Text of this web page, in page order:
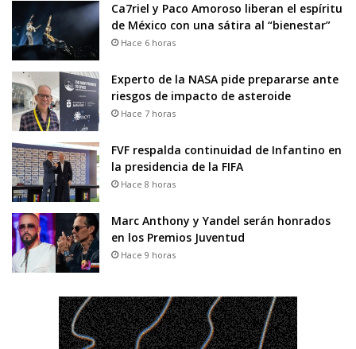
Ca7riel y Paco Amoroso liberan el espíritu
de México con una sátira al “bienestar”
Hace 6 horas
Experto de la NASA pide prepararse ante
riesgos de impacto de asteroide
Hace 7 horas
FVF respalda continuidad de Infantino en
la presidencia de la FIFA
Hace 8 horas
Marc Anthony y Yandel serán honrados
en los Premios Juventud
Hace 9 horas